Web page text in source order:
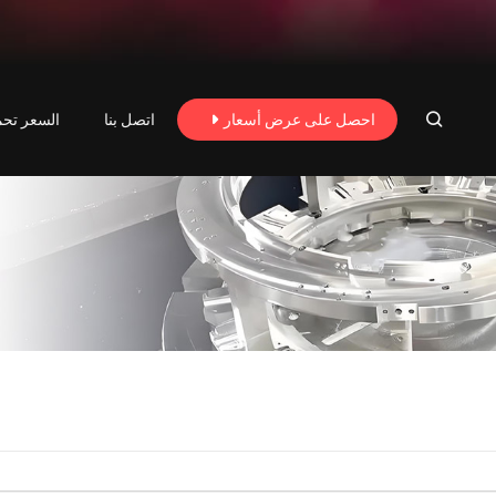
السعر اتصل بنا احصل على عرض أسعار